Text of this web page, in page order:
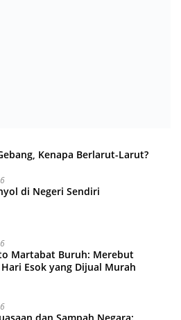
Kenapa Berlarut-Larut?
di Negeri Sendiri
Martabat Buruh: Merebut
Esok yang Dijual Murah